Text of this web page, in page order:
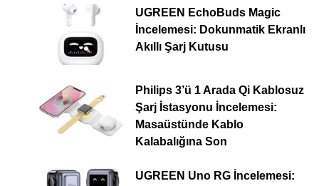
UGREEN EchoBuds Magic
İncelemesi: Dokunmatik Ekranlı
Akıllı Şarj Kutusu
Philips 3’ü 1 Arada Qi Kablosuz
Şarj İstasyonu İncelemesi:
Masaüstünde Kablo
Kalabalığına Son
UGREEN Uno RG İncelemesi: